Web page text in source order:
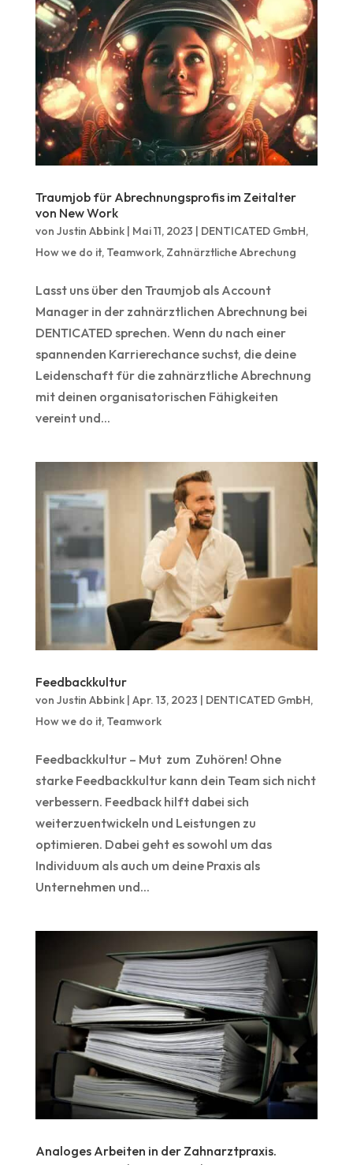
Traumjob für Abrechnungsprofis im Zeitalter
von New Work
von Justin Abbink| Mai 11, 2023 | DENTICATED GmbH,
How we do it, Teamwork, Zahnärztliche Abrechung
Lasst uns über den Traumjob als Account
Manager in der zahnärztlichen Abrechnung bei
DENTICATED sprechen. Wenn du nach einer
spannenden Karrierechance suchst, die deine
Leidenschaft für die zahnärztliche Abrechnung
mit deinen organisatorischen Fähigkeiten
vereint und...
Feedbackkultur
von Justin Abbink| Apr. 13, 2023 | DENTICATED GmbH,
How we do it, Teamwork
Feedbackkultur – Mut zum Zuhören! Ohne
starke Feedbackkultur kann dein Team sich nicht
verbessern. Feedback hilft dabei sich
weiterzuentwickeln und Leistungen zu
optimieren. Dabei geht es sowohl um das
Individuum als auch um deine Praxis als
Unternehmen und...
Analoges Arbeiten in der Zahnarztpraxis.